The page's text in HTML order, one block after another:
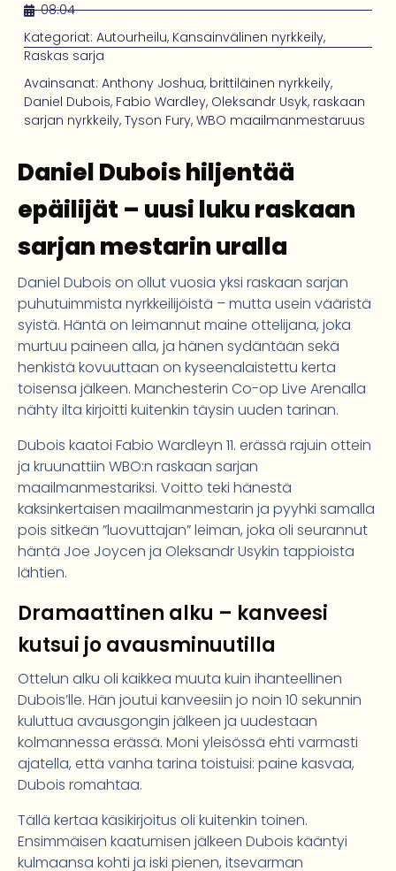
08:04
Kategoriat: Autourheilu, Kansainvälinen nyrkkeily,
Raskas sarja
Avainsanat: Anthony Joshua, brittiläinen nyrkkeily,
Daniel Dubois, Fabio Wardley, Oleksandr Usyk, raskaan
sarjan nyrkkeily, Tyson Fury, WBO maailmanmestaruus
Daniel Dubois hiljentää
epäilijät – uusi luku raskaan
sarjan mestarin uralla
Daniel Dubois on ollut vuosia yksi raskaan sarjan
puhutuimmista nyrkkeilijöistä – mutta usein vääristä
syistä. Häntä on leimannut maine ottelijana, joka
murtuu paineen alla, ja hänen sydäntään sekä
henkistä kovuuttaan on kyseenalaistettu kerta
toisensa jälkeen. Manchesterin Co-op Live Arenalla
nähty ilta kirjoitti kuitenkin täysin uuden tarinan.
Dubois kaatoi Fabio Wardleyn 11. erässä rajuin ottein
ja kruunattiin WBO:n raskaan sarjan
maailmanmestariksi. Voitto teki hänestä
kaksinkertaisen maailmanmestarin ja pyyhki samalla
pois sitkeän ”luovuttajan” leiman, joka oli seurannut
häntä Joe Joycen ja Oleksandr Usykin tappioista
lähtien.
Dramaattinen alku – kanveesi
kutsui jo avausminuutilla
Ottelun alku oli kaikkea muuta kuin ihanteellinen
Dubois’lle. Hän joutui kanveesiin jo noin 10 sekunnin
kuluttua avausgongin jälkeen ja uudestaan
kolmannessa erässä. Moni yleisössä ehti varmasti
ajatella, että vanha tarina toistuisi: paine kasvaa,
Dubois romahtaa.
Tällä kertaa käsikirjoitus oli kuitenkin toinen.
Ensimmäisen kaatumisen jälkeen Dubois kääntyi
kulmaansa kohti ja iski pienen, itsevarman